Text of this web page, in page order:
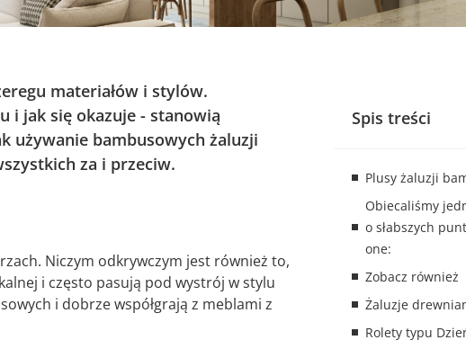
materiałów i stylów.
i jak się okazuje - stanowią
używanie bambusowych żaluzji
za i przeciw.
Niczym odkrywczym jest również to,
i często pasują pod wystrój w stylu
i dobrze współgrają z meblami z
Spis treści
Plusy żaluzji
Obiecaliśmy
o słabszych
one:
Zobacz również
Żaluzje
Rolety typu